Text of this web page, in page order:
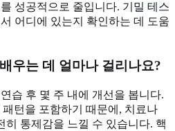
성공적으로 줄입니다. 기밀 테스
어디에 있는지 확인하는 데 도움
우는 데 얼마나 걸리나요?
습 후 몇 주 내에 개선을 봅니다.
턴을 포함하기 때문에, 치료나
히 통제감을 느낄 수 있습니다. 핵